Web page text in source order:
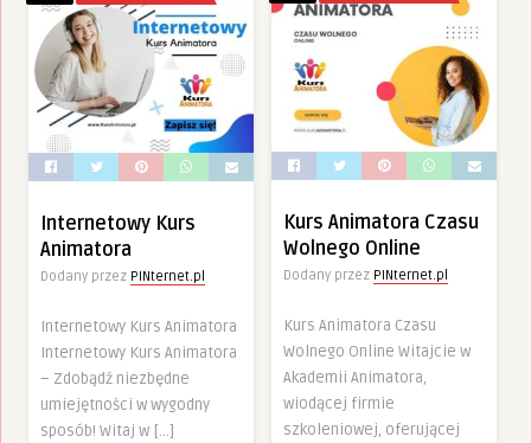
Kurs Animatora Czasu
Wolnego Online
Dodany przez PINternet.pl
Kurs Animatora Czasu
Wolnego Online Witajcie w
Akademii Animatora,
wiodącej firmie
szkoleniowej, oferującej
Internetowy Kurs
Animatora
Dodany przez PINternet.pl
Internetowy Kurs Animatora
Internetowy Kurs Animatora
– Zdobądź niezbędne
umiejętności w wygodny
sposób! Witaj w […]